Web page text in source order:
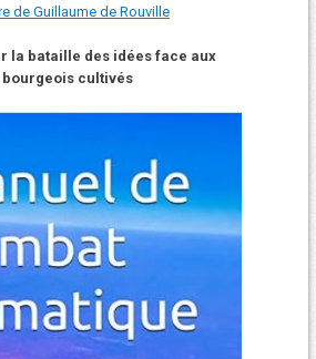
de Guillaume de Rouville
la bataille des idées face aux
bourgeois cultivés